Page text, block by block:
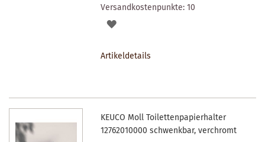
Versandkostenpunkte:10
AUF
Artikeldetails
KEUCO Moll Toilettenpapierhalter
12762010000 schwenkbar, verchromt